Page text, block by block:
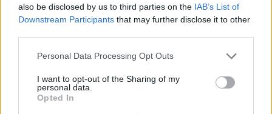
also be disclosed by us to third parties on the IAB’s List of
Downstream Participants that may further disclose it to other
Personal Data Processing Opt Outs
I want to opt-out of the Sharing of my
personal data.
Opted In
igénybevételével 3691 forint/darab átlagáron 54
darab OTP törzsrészvényt vásárolt.
Ezzel Tolnay Tibor tulajdona az OTP Bank által kibocsátott
KEDVES OLVASÓNK!